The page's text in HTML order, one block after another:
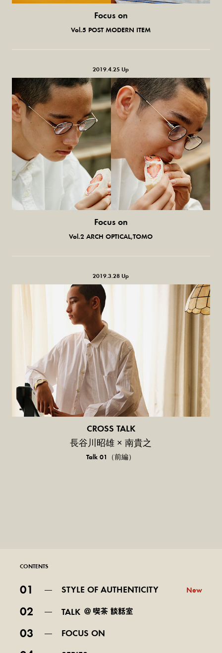
Focus on
気になる服とか人とか。
Vol.5 POST MODERN ITEM
2019.4.25 Up
Focus on
気になる服とか人とか。
Vol.2 ARCH OPTICAL,TOMO
2019.3.28 Up
CROSS TALK
長谷川昭雄 × 南貴之
Talk 01（前編）
CONTENTS
01 STYLE OF AUTHENTICITY New
02 TALK
03 FOCUS ON